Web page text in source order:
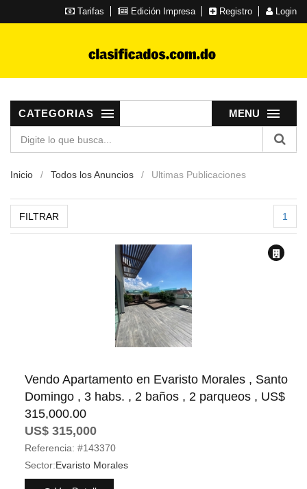
Tarifas Edición Impresa Registro Login
MENU
CATEGORIAS
Inicio Todos los Anuncios Ultimas Publicaciones
FILTRAR 1
Vendo Apartamento en Evaristo Morales , Santo
Domingo , 3 habs. , 2 baños , 2 parqueos , US$
315,000.00
US$ 315,000
Referencia: #143370
Sector:Evaristo Morales